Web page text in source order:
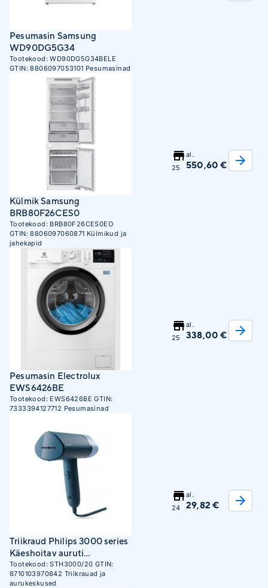
Pesumasin Samsung
WD90DG5G34
Tootekood:WD90DG5G34BELE
GTIN:8806097053101 Pesumasinad
Külmik Samsung
BRB80F26CES0
Tootekood: BRB80F26CES0EO
GTIN:8806097060871 Külmikud ja
jahekapid
25
al.
550,60 €
Pesumasin Electrolux
EWS6426BE
Tootekood: EWS6426BE GTIN:
7333394127712 Pesumasinad
25
al.
338,00 €
Triikraud Philips 3000 series
Käeshoitav auruti
STH3000/20
Tootekood:STH3000/20 GTIN:
8710103970842 Triikrauad ja
aurukeskused
24
al.
29,82 €